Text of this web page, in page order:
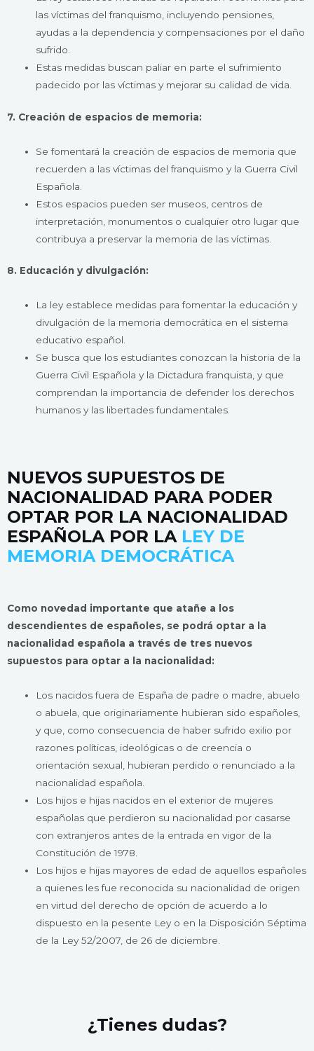
las víctimas del franquismo, incluyendo pensiones,
ayudas a la dependencia y compensaciones por el daño
sufrido.
Estas medidas buscan paliar en parte el sufrimiento
padecido por las víctimas y mejorar su calidad de vida.
7. Creación de espacios de memoria:
Se fomentará la creación de espacios de memoria que
recuerden a las víctimas del franquismo y la Guerra Civil
Española.
Estos espacios pueden ser museos, centros de
interpretación, monumentos o cualquier otro lugar que
contribuya a preservar la memoria de las víctimas.
8. Educación y divulgación:
La ley establece medidas para fomentar la educación y
divulgación de la memoria democrática en el sistema
educativo español.
Se busca que los estudiantes conozcan la historia de la
Guerra Civil Española y la Dictadura franquista, y que
comprendan la importancia de defender los derechos
humanos y las libertades fundamentales.
NUEVOS SUPUESTOS DE
NACIONALIDAD PARA PODER
OPTAR POR LA NACIONALIDAD
ESPAÑOLA POR LA LEY DE
MEMORIA DEMOCRÁTICA
Como novedad importante que atañe a los
descendientes de españoles, se podrá optar a la
nacionalidad española a través de tres nuevos
supuestos para optar a la nacionalidad:
Los nacidos fuera de España de padre o madre, abuelo
o abuela, que originariamente hubieran sido españoles,
y que, como consecuencia de haber sufrido exilio por
razones políticas, ideológicas o de creencia o
orientación sexual, hubieran perdido o renunciado a la
nacionalidad española.
Los hijos e hijas nacidos en el exterior de mujeres
españolas que perdieron su nacionalidad por casarse
con extranjeros antes de la entrada en vigor de la
Constitución de 1978.
Los hijos e hijas mayores de edad de aquellos españoles
a quienes les fue reconocida su nacionalidad de origen
en virtud del derecho de opción de acuerdo a lo
dispuesto en la pesente Ley o en la Disposición Séptima
de la Ley 52/2007, de 26 de diciembre.
¿Tienes dudas?